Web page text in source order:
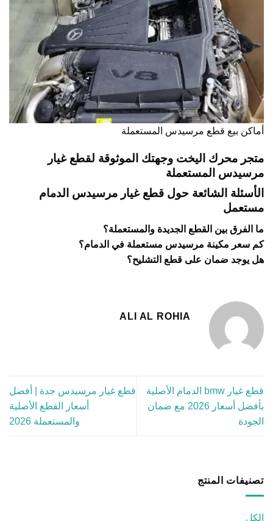
أماكن بيع قطع مرسيدس المستعملة
متجر محرك اليخت وجهتك الموثوقة لقطع غيار
مرسيدس المستعملة
الأسئلة الشائعة حول قطع غيار مرسيدس الدمام
مستعمل
ما الفرق بين القطع الجديدة والمستعملة؟
كم سعر مكينة مرسيدس مستعملة في الدمام؟
هل يوجد ضمان على قطع التشليح؟
ALI AL ROHIA
قطع غيار bmw الدمام الأصلية
بأفضل أسعار 2026 مع ضمان
الجودة
قطع غيار مرسيدس جدة | أفضل
أسعار القطع الأصلية
والمستعملة 2026
تصنيفات المنتج
الكل